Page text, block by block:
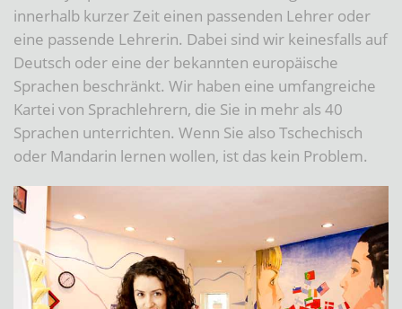
innerhalb kurzer Zeit einen passenden Lehrer oder
eine passende Lehrerin. Dabei sind wir keinesfalls auf
Deutsch oder eine der bekannten europäische
Sprachen beschränkt. Wir haben eine umfangreiche
Kartei von Sprachlehrern, die Sie in mehr als 40
Sprachen unterrichten. Wenn Sie also Tschechisch
oder Mandarin lernen wollen, ist das kein Problem.